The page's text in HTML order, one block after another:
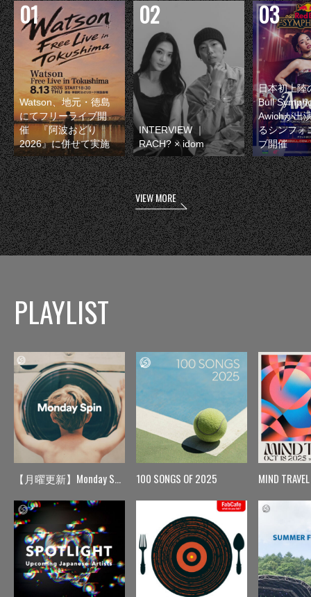
Watson、地元・徳島
にてフリーライブ開
催 『阿波おどり
2026』に併せて実施
INTERVIEW ｜
RACH? × idom
日本初上陸
Bull
Awichが出
るシンフォ
ブ開催
VIEW MORE
PLAYLIST
【月曜更新】Monday Spin 100 SONGS OF 2025 MIND TRAVEL